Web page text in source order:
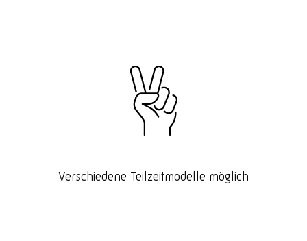
Verschiedene Teilzeitmodelle möglich